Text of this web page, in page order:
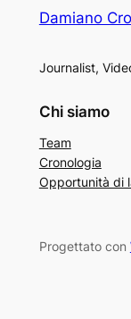
Damiano
Journalist,
Chi siamo
Team
Cronologia
Opportunità di
Progettato con